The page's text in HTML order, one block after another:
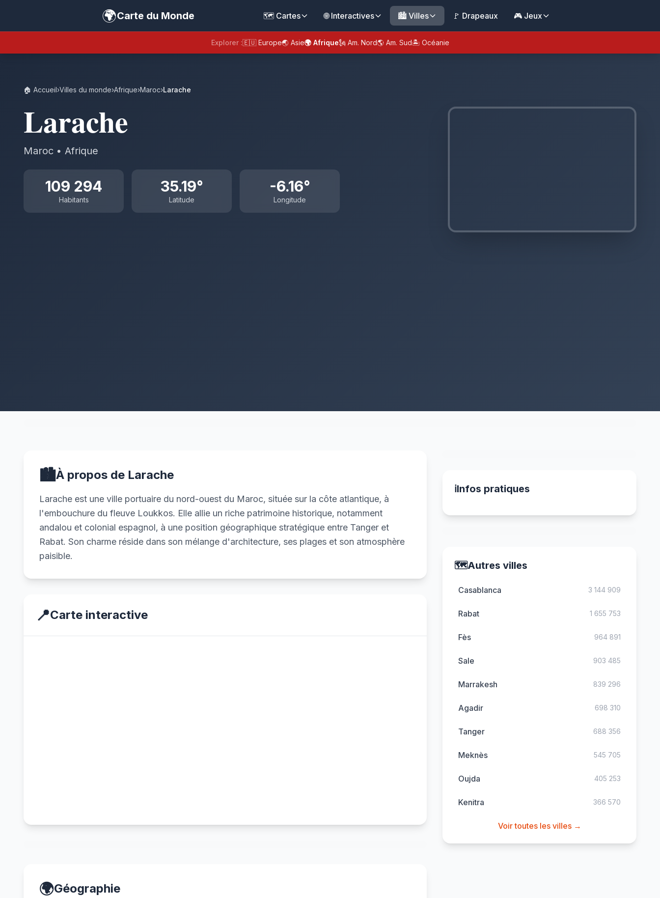
🌍Carte du Monde 🗺️ Cartes 🌐 Interactives 🏙️ Villes 🚩 Drapeaux 🎮 Jeux
Explorer :🇪🇺 Europe🌏 Asie🌍 Afrique🗽 Am. Nord🌎 Am. Sud🏝️ Océanie
🏠 Accueil›Villes du monde›Afrique›Maroc›Larache
Larache
Maroc • Afrique
109 294
Habitants
35.19°
Latitude
-6.16°
Longitude
🏙️À propos de Larache
Larache est une ville portuaire du nord-ouest du Maroc, située sur la côte atlantique, à
l'embouchure du fleuve Loukkos. Elle allie un riche patrimoine historique, notamment
andalou et colonial espagnol, à une position géographique stratégique entre Tanger et
Rabat. Son charme réside dans son mélange d'architecture, ses plages et son atmosphère
paisible.
📍Carte interactive
🌍Géographie
ℹ️Infos pratiques
🗺️Autres villes
Casablanca 3 144 909
Rabat 1 655 753
Fès 964 891
Sale 903 485
Marrakesh 839 296
Agadir 698 310
Tanger 688 356
Meknès 545 705
Oujda 405 253
Kenitra 366 570
Voir toutes les villes →